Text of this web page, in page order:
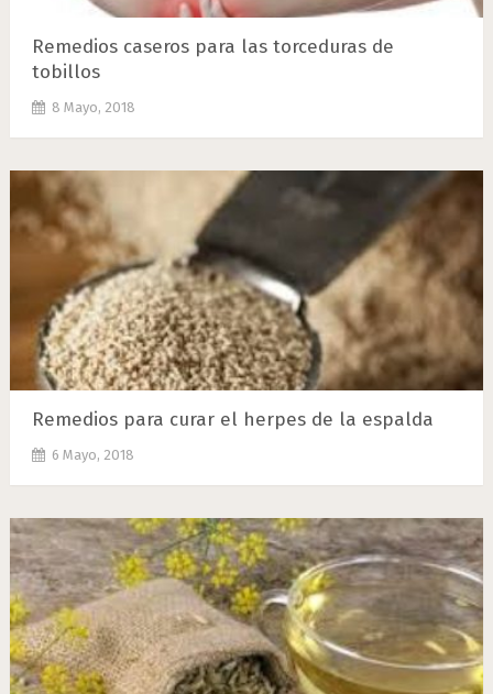
Remedios caseros para las torceduras de
tobillos
8 Mayo, 2018
Remedios para curar el herpes de la espalda
6 Mayo, 2018